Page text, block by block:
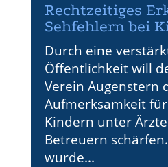
Rechtzeitiges
Sehfehlern bei
Durch eine
Öffentlichkeit will
Verein Augenstern
Aufmerksamkeit
Kindern unter
Betreuern
wurde...